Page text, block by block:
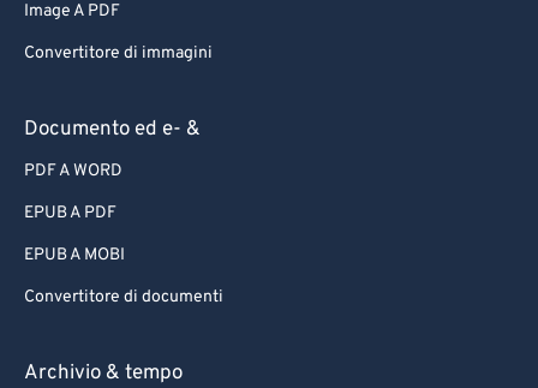
Image A PDF
Convertitore di immagini
Documento ed e- &
PDF A WORD
EPUB A PDF
EPUB A MOBI
Convertitore di documenti
Archivio & tempo